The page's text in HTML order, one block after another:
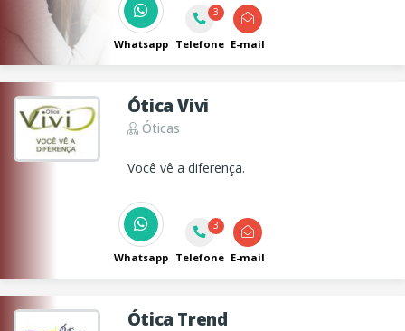
Whatsapp
3
Telefone E-mail
Ótica Vivi
Óticas
Você vê a diferença.
Whatsapp
3
Telefone E-mail
Ótica Trend